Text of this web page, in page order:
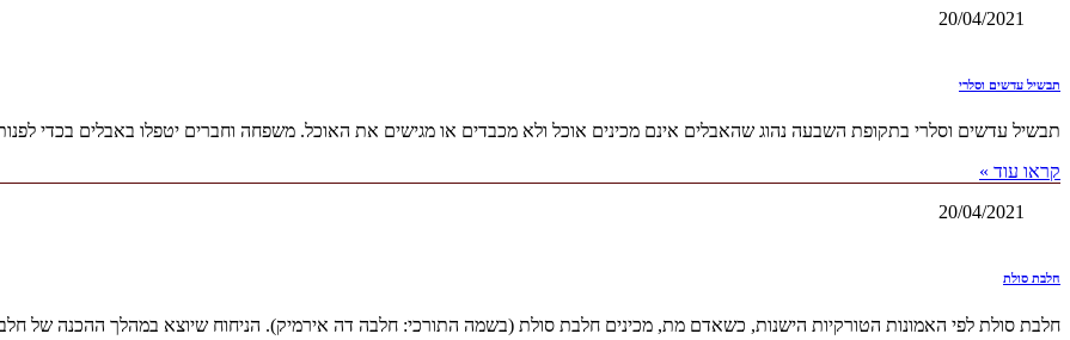
20/04/2021
תבשיל עדשים וסלרי
תבשיל עדשים וסלרי בתקופת השבעה נהוג שהאבלים אינם מכינים אוכל ולא מכבדים או מגישים את האוכל. משפחה וחברים יטפלו באבלים בכדי
קראו עוד »
20/04/2021
חלבת סולת
חלבת סולת לפי האמונות הטורקיות הישנות, כשאדם מת, מכינים חלבת סולת (בשמה התורכי: חלבה דה אירמיק). הניחוח שיוצא במהלך ההכנה של